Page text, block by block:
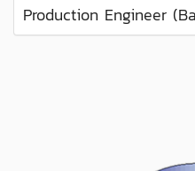
Production Engineer